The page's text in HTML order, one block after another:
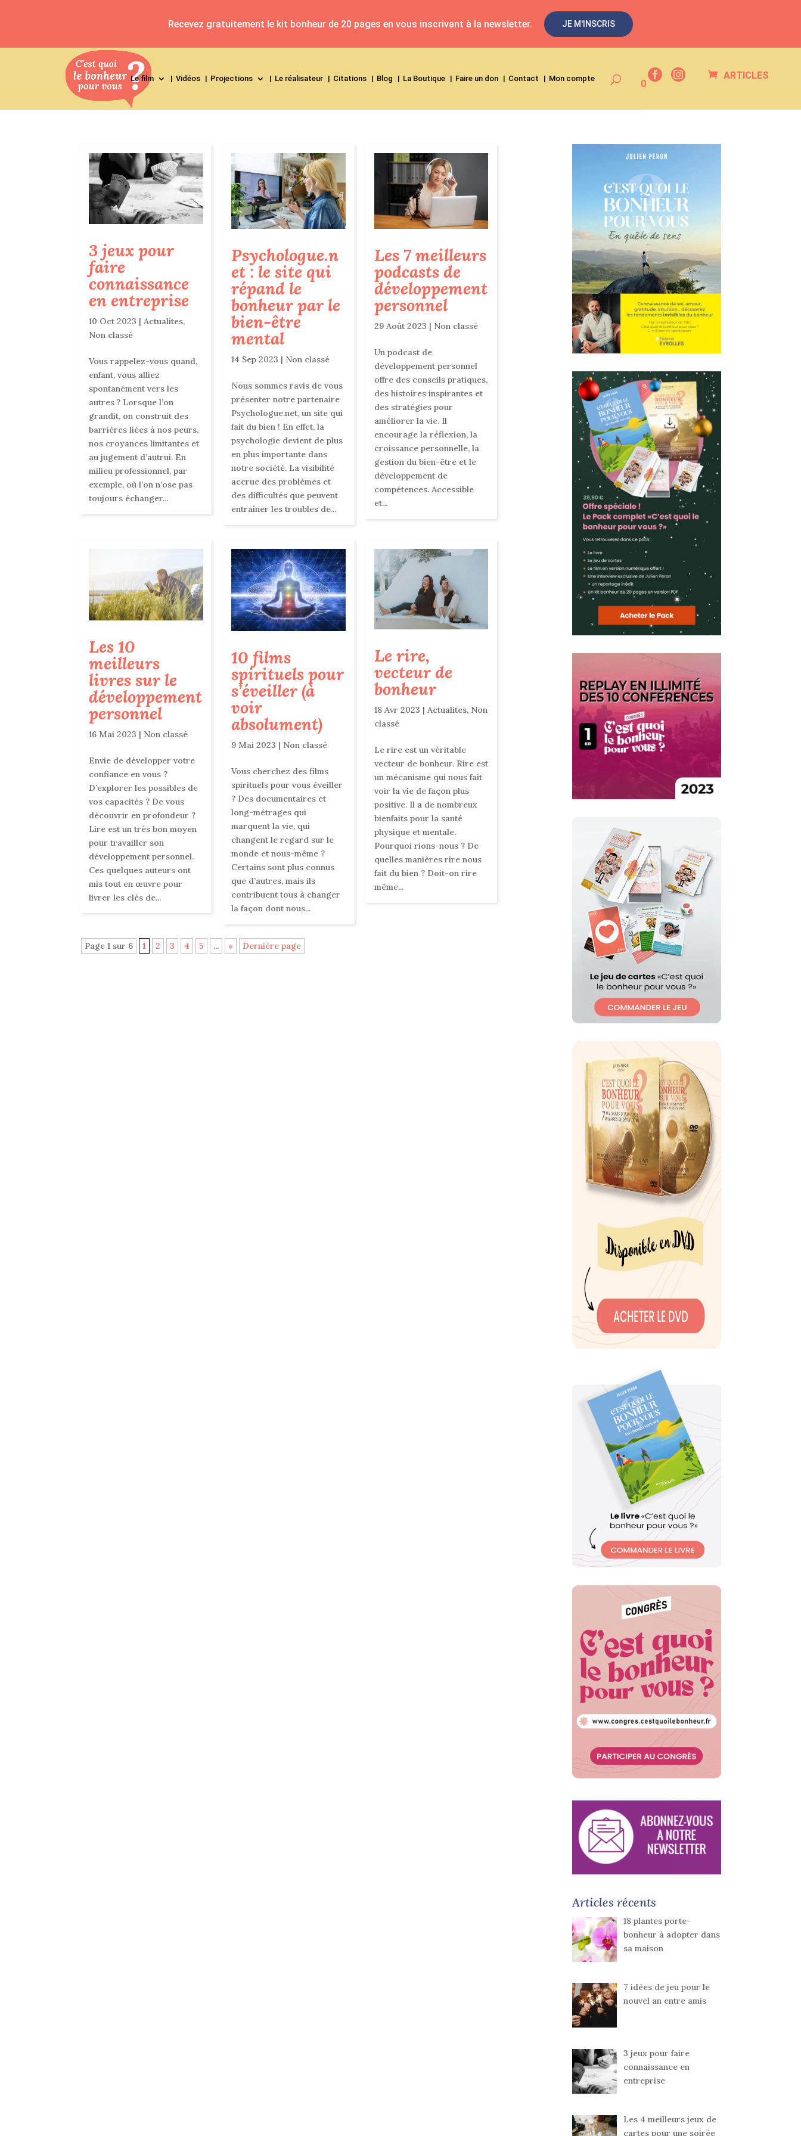
ARTICLES
0
Le film Vidéos Projections Le réalisateur Citations Blog La Boutique Faire un don Contact Mon compte
3 jeux pour
faire
connaissance
en entreprise
10 Oct 2023 |Actualites,
Non classé
Vous rappelez-vous quand,
enfant, vous alliez
spontanément vers les
autres ? Lorsque l’on
grandit, on construit des
barrières liées à nos peurs,
nos croyances limitantes et
au jugement d’autrui. En
milieu professionnel, par
exemple, où l’on n’ose pas
toujours échanger...
Psychologue.n
et : le site qui
répand le
bonheur par le
bien-être
mental
14 Sep 2023 | Non classé
Nous sommes ravis de vous
présenter notre partenaire
Psychologue.net, un site qui
fait du bien ! En effet, la
psychologie devient de plus
en plus importante dans
notre société. La visibilité
accrue des problèmes et
des difficultés que peuvent
entraîner les troubles de...
Les 7 meilleurs
podcasts de
développement
personnel
29 Août 2023 | Non classé
Un podcast de
développement personnel
offre des conseils pratiques,
des histoires inspirantes et
des stratégies pour
améliorer la vie. Il
encourage la réflexion, la
croissance personnelle, la
gestion du bien-être et le
développement de
compétences. Accessible
et...
Les 10
meilleurs
livres sur le
développement
personnel
16 Mai 2023 | Non classé
Envie de développer votre
confiance en vous ?
D’explorer les possibles de
vos capacités ? De vous
découvrir en profondeur ?
Lire est un très bon moyen
pour travailler son
développement personnel.
Ces quelques auteurs ont
mis tout en œuvre pour
livrer les clés de...
10 films
spirituels pour
s’éveiller (à
voir
absolument)
9 Mai 2023 | Non classé
Vous cherchez des films
spirituels pour vous éveiller
? Des documentaires et
long-métrages qui
marquent la vie, qui
changent le regard sur le
monde et nous-même ?
Certains sont plus connus
que d’autres, mais ils
contribuent tous à changer
la façon dont nous...
Le rire,
vecteur de
bonheur
18 Avr 2023 | Actualites, Non
classé
Le rire est un véritable
vecteur de bonheur. Rire est
un mécanisme qui nous fait
voir la vie de façon plus
positive. Il a de nombreux
bienfaits pour la santé
physique et mentale.
Pourquoi rions-nous ? De
quelles manières rire nous
fait du bien ? Doit-on rire
même...
Page 1 sur 6 1 2 3 4 5 ... » Dernière page
Articles récents
18 plantes porte-
bonheur à adopter dans
sa maison
7 idées de jeu pour le
nouvel an entre amis
3 jeux pour faire
connaissance en
entreprise
Les 4 meilleurs jeux de
cartes pour une soirée
Recevez gratuitement le kit bonheur de 20 pages en vous inscrivant à la newsletter. JE M'INSCRIS